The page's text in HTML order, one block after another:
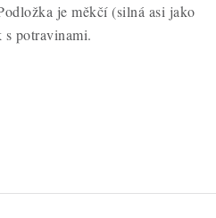
je měkčí(silná asi jako
s potravinami.